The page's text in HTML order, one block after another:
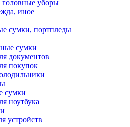
уборы
иное
сумки, портпледы
сумки
документов
покупок
сумки
ноутбука
устройств